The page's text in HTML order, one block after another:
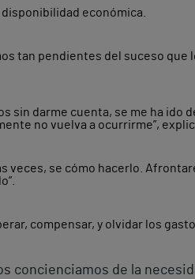
económica.
tan pendientes del suceso que
sin darme cuenta, se me ha ido
no vuelva a ocurrirme”,
veces, se cómo hacerlo.
compensar, y olvidar los
concienciamos de la